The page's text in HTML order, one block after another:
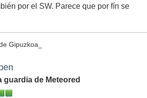
por el SW. Parece que por fín se
Gipuzkoa_
guardia de Meteored